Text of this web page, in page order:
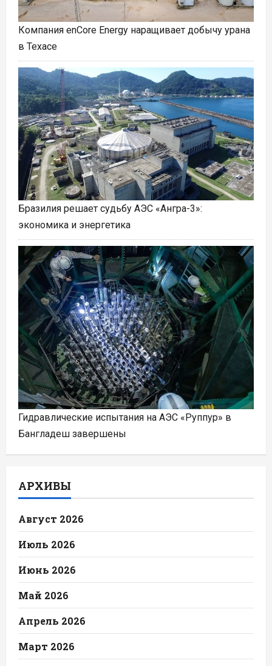
Компания enCore Energy наращивает добычу урана
в Техасе
Бразилия решает судьбу АЭС «Ангра-3»:
экономика и энергетика
Гидравлические испытания на АЭС «Руппур» в
Бангладеш завершены
АРХИВЫ
Август 2026
Июль 2026
Июнь 2026
Май 2026
Апрель 2026
Март 2026